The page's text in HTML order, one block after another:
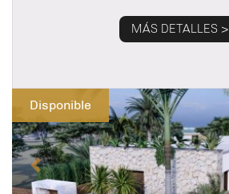
MÁS DETALLES >
Disponible
Previous